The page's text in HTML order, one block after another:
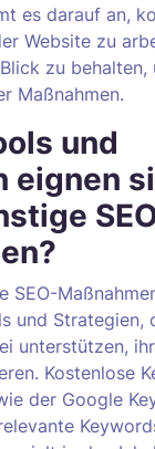
es darauf an,
Website zu
zu behalten,
Maßnahmen.
und
eignen
SEO-
und Strategien,
unterstützen,
Kostenlose
der Google